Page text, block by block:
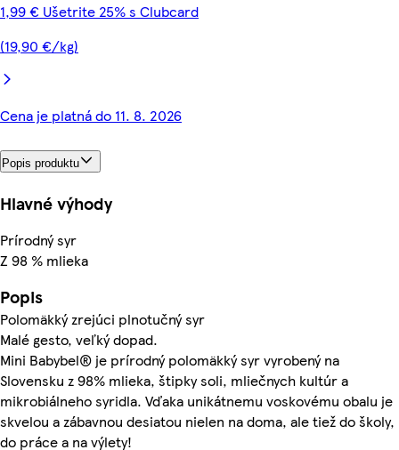
1,99 € Ušetrite 25% s Clubcard
(19,90 €/kg)
Cena je platná do 11. 8. 2026
Popis produktu
Hlavné výhody
Prírodný syr
Z 98 % mlieka
Popis
Polomäkký zrejúci plnotučný syr
Malé gesto, veľký dopad.
Mini Babybel® je prírodný polomäkký syr vyrobený na
Slovensku z 98% mlieka, štipky soli, mliečnych kultúr a
mikrobiálneho syridla. Vďaka unikátnemu voskovému obalu je
skvelou a zábavnou desiatou nielen na doma, ale tiež do školy,
do práce a na výlety!